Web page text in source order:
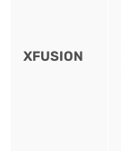
XFUSION